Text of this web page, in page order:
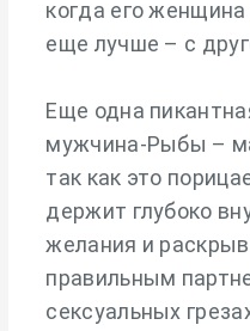
когда его
еще лучше – с
Еще одна
мужчина-Рыбы –
так как это
держит глубоко
желания и
правильным
сексуальных